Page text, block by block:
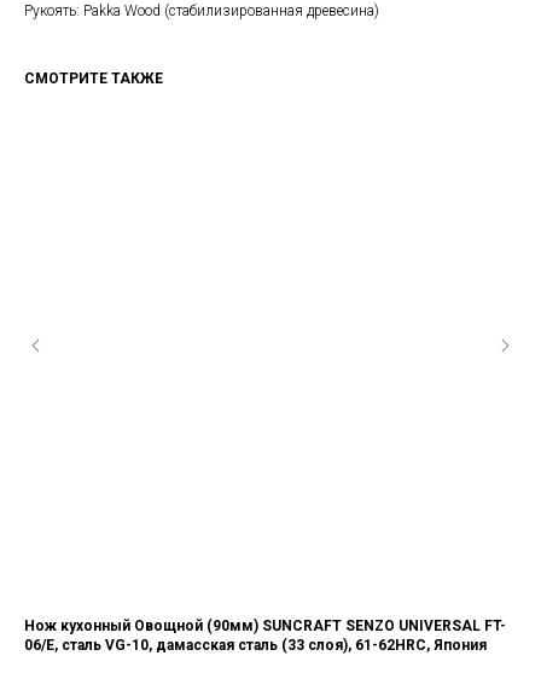
Рукоять: Pakka Wood (стабилизированная древесина)
СМОТРИТЕ ТАКЖЕ
Нож кухонный Овощной (90мм) SUNCRAFT SENZO UNIVERSAL FT-
06/E, сталь VG-10, дамасская сталь (33 слоя), 61-62HRC, Япония